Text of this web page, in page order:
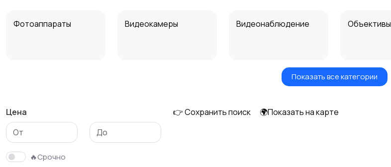
Фотоаппараты Видеокамеры Видеонаблюдение Объективы
Компактные
Показать все категории
Цена
🔥Срочно
👉 Сохранить поиск 🌍Показать на карте